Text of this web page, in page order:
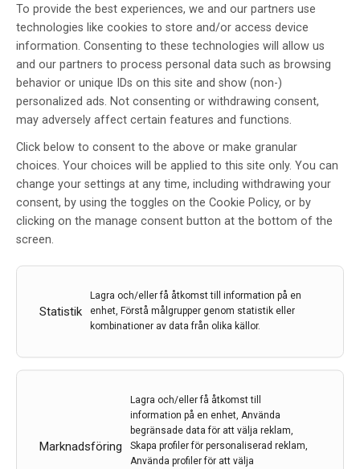
To provide the best experiences, we and our partners use
technologies like cookies to store and/or access device
information. Consenting to these technologies will allow us
and our partners to process personal data such as browsing
behavior or unique IDs on this site and show (non-)
personalized ads. Not consenting or withdrawing consent,
may adversely affect certain features and functions.
Click below to consent to the above or make granular
choices. Your choices will be applied to this site only. You can
change your settings at any time, including withdrawing your
consent, by using the toggles on the Cookie Policy, or by
clicking on the manage consent button at the bottom of the
screen.
Statistik
Lagra och/eller få åtkomst till information på en
enhet, Förstå målgrupper genom statistik eller
kombinationer av data från olika källor.
Marknadsföring
Lagra och/eller få åtkomst till
information på en enhet, Använda
begränsade data för att välja reklam,
Skapa profiler för personaliserad reklam,
Använda profiler för att välja
Neurologkliniken
Uppsala
Neurologiska kliniken vid
Akademiska sjukhuset, Uppsala
12 feb 2011
Kliniken i Fokus Neurologkliniken Uppsala
beskriva vad som både är det viktigaste i
verksamheten och vad som ger näring åt all den
fruktbärande forskning som bedrivs parallellt vid
landstingets klinik och universitetets institution.